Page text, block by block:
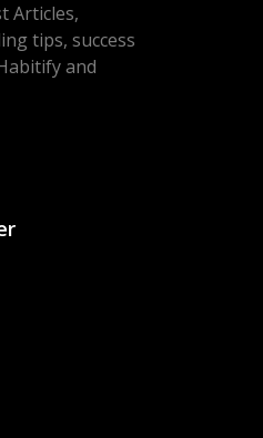
Articles,
tips, success
and